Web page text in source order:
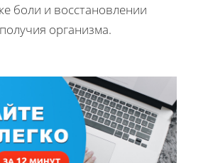
боли и восстановлении
организма.